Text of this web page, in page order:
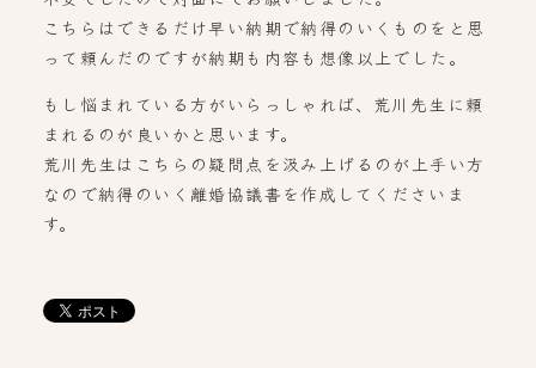
こちらはできるだけ早い納期で納得のいくものをと思
って頼んだのですが納期も内容も想像以上でした。
もし悩まれている方がいらっしゃれば、荒川先生に頼
まれるのが良いかと思います。
荒川先生はこちらの疑問点を汲み上げるのが上手い方
なので納得のいく離婚協議書を作成してくださいま
す。